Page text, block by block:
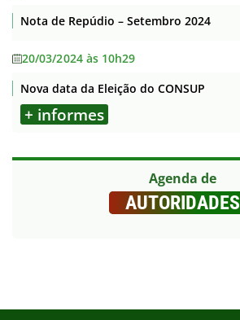
Nota de Repúdio – Setembro 2024
20/03/2024 às 10h29
Nova data da Eleição do CONSUP
+ informes
Agenda de
AUTORIDADES